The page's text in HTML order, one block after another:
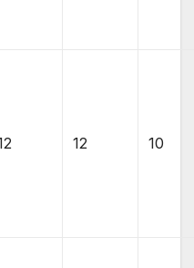
12 10